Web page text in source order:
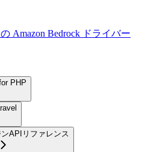
Amazon Bedrock ドライバー
PHP
APIリファレンス